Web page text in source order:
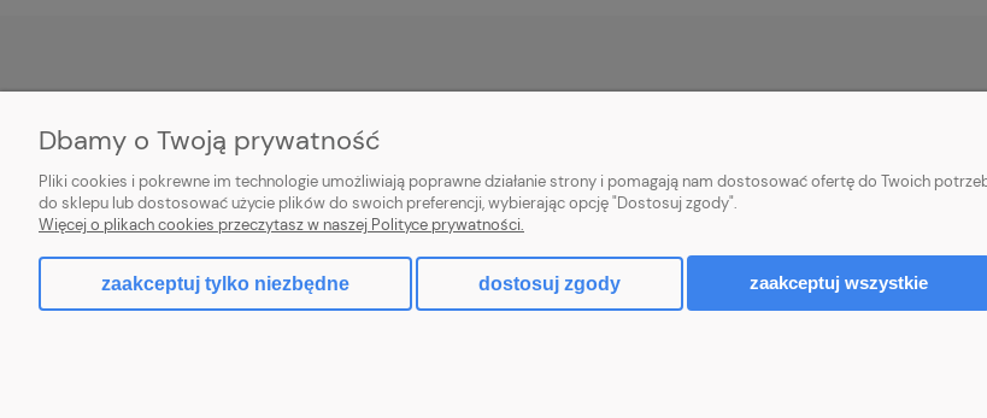
Zwroty i reklamacje
Aplikacja
Regulamin
Ustawienia konta
Przechowalnia
Czas i koszty dostawy
Dbamy o Twoją prywatność
Pliki cookies i pokrewne im technologie umożliwiają poprawne działanie strony i pomagają nam dostosować ofertę do Twoich
do sklepu lub dostosować użycie plików do swoich preferencji, wybierając opcję "Dostosuj zgody".
Więcej o plikach cookies przeczytasz w naszej Polityce prywatności.
zaakceptuj tylko niezbędne dostosuj zgody zaakceptuj wszystkie